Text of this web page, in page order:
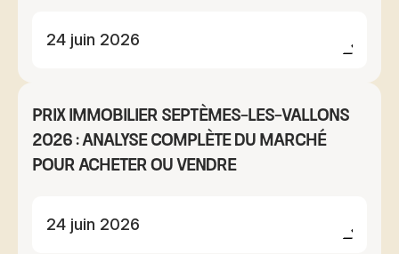
24 juin 2026
Prix immobilier Septèmes-les-Vallons
2026 : analyse complète du marché
pour acheter ou vendre
24 juin 2026